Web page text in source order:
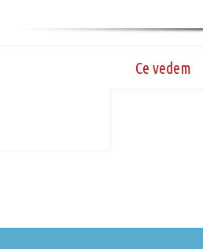
Ce vedem